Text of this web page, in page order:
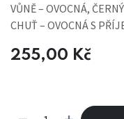
VŮNĚ – OVOCNÁ,
CHUŤ – OVOCNÁ S
255,00 Kč